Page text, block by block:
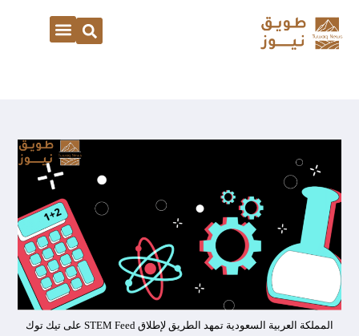
المملكة العربية السعودية تمهد الطريق لإطلاق STEM Feed على تيك توك